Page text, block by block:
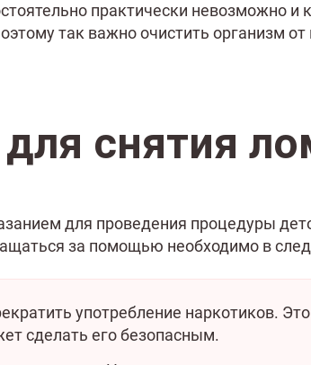
практически невозможно и
так важно очистить организм от
снятия
для проведения процедуры
за помощью необходимо в
употребление наркотиков.
сделать его безопасным.